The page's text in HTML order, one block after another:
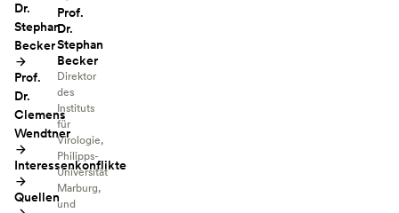
Dr.
Stephan
Becker
Prof.
Dr.
Clemens
Wendtner
Interessenkonflikte
Quellen
Prof.
Dr.
Stephan
Becker
Direktor
des
Instituts
für
Virologie,
Philipps-
Universität
Marburg,
und